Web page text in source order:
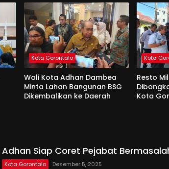
Kota Gorontalo
Wali Kota Adhan Dambea
Minta Lahan Bangunan BSG
Dikembalikan ke Daerah
Kota
Resto
Kota
Adhan Siap Coret Pejabat
Kota Gorontalo Desember 5, 2025